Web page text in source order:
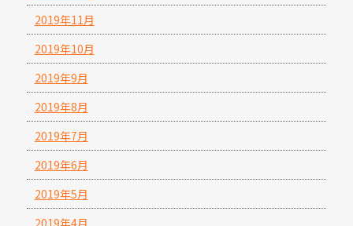
2019年11月
2019年10月
2019年9月
2019年8月
2019年7月
2019年6月
2019年5月
2019年4月